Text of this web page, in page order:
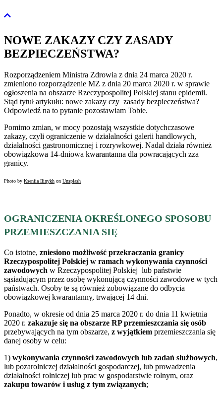
NOWE ZAKAZY CZY ZASADY
BEZPIECZEŃSTWA?
Rozporządzeniem Ministra Zdrowia z dnia 24 marca 2020 r.
zmieniono rozporządzenie MZ z dnia 20 marca 2020 r. w sprawie
ogłoszenia na obszarze Rzeczypospolitej Polskiej stanu epidemii.
Stąd tytuł artykułu: nowe zakazy czy zasady bezpieczeństwa?
Odpowiedź na to pytanie pozostawiam Tobie.
Pomimo zmian, w mocy pozostają wszystkie dotychczasowe
zakazy, czyli ograniczenie w działalności galerii handlowych,
działalności gastronomicznej i rozrywkowej. Nadal działa również
obowiązkowa 14-dniowa kwarantanna dla powracających zza
granicy.
Photo by Kseniia Ilinykh on Unsplash
OGRANICZENIA OKREŚLONEGO SPOSOBU
PRZEMIESZCZANIA SIĘ
Co istotne, zniesiono możliwość przekraczania granicy
Rzeczypospolitej Polskiej w ramach wykonywania czynności
zawodowych w Rzeczypospolitej Polskiej lub państwie
sąsiadującym przez osobę wykonującą czynności zawodowe w tych
państwach. Osoby te są również zobowiązane do odbycia
obowiązkowej kwarantanny, trwającej 14 dni.
Ponadto, w okresie od dnia 25 marca 2020 r. do dnia 11 kwietnia
2020 r. zakazuje się na obszarze RP przemieszczania się osób
przebywających na tym obszarze, z wyjątkiem przemieszczania się
danej osoby w celu:
1) wykonywania czynności zawodowych lub zadań służbowych,
lub pozarolniczej działalności gospodarczej, lub prowadzenia
działalności rolniczej lub prac w gospodarstwie rolnym, oraz
zakupu towarów i usług z tym związanych;